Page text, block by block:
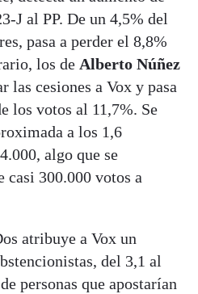
J al PP. De un 4,5% del
pasa a perder el 8,8%
los de Alberto Núñez
las cesiones a Vox y pasa
los votos al 11,7%. Se
a los 1,6
algo que se
casi 300.000 votos a
atribuye a Vox un
del 3,1 al
personas que apostarían